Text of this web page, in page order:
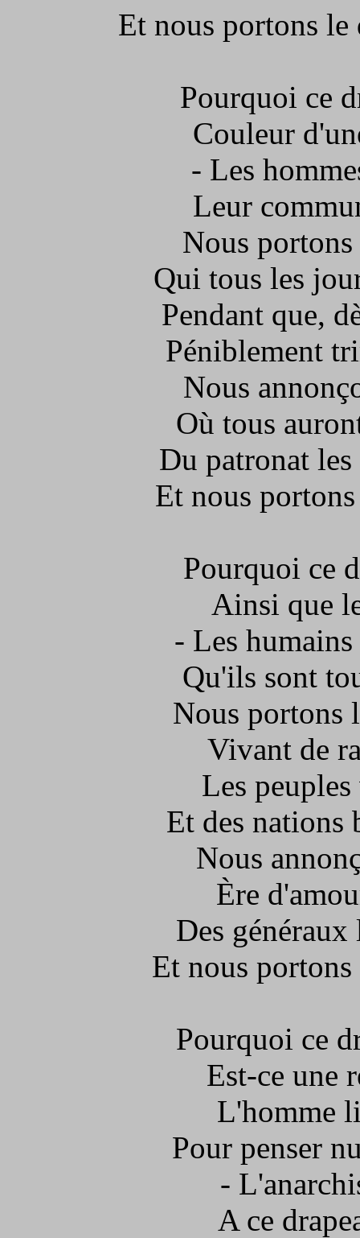
Et nous portons le
Pourquoi ce
Couleur
- Les
Leur
Nous
Qui tous les
Pendant que,
Péniblement
Nous
Où tous
Du patronat
Et nous
Pourquoi ce
Ainsi que
- Les
Qu'ils sont
Nous portons
Vivant de
Les
Et des nations
Nous
Ère
Des
Et nous
Pourquoi ce
Est-ce une
L'homme
Pour penser
-
A ce